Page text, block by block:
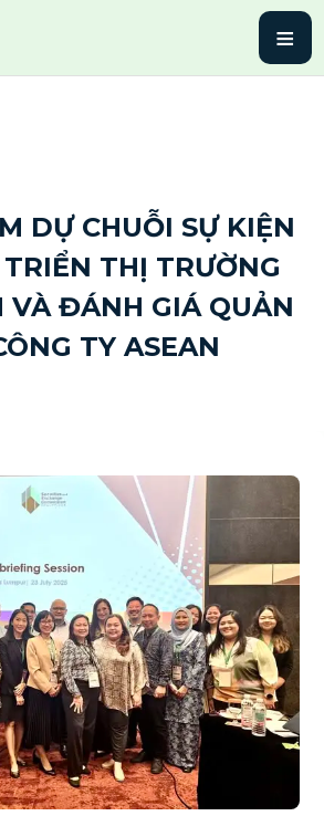
≡
DỰ CHUỖI SỰ KIỆN
THỊ TRƯỜNG
VÀ ĐÁNH GIÁ QUẢN
TY ASEAN